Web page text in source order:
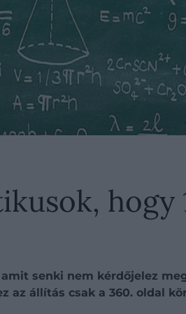
hogy
senki nem kérdőjelez
az állítás csak a 360. oldal